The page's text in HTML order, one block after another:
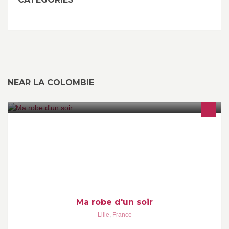
NEAR LA COLOMBIE
Ma robe d'un soir
Lille, France